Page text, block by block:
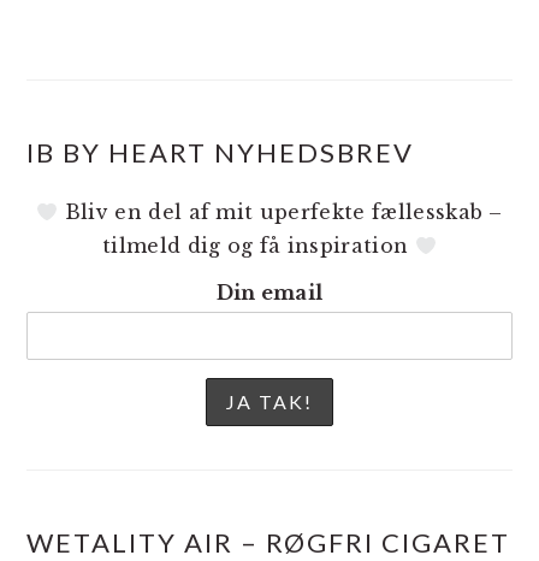
IB BY HEART NYHEDSBREV
Bliv en del af mit uperfekte fællesskab –
tilmeld dig og få inspiration
Din email
WETALITY AIR – RØGFRI CIGARET